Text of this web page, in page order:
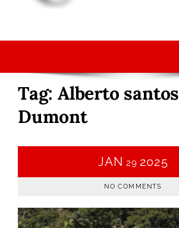
Tag: Alberto santos
Dumont
JAN 29 2025
NO COMMENTS